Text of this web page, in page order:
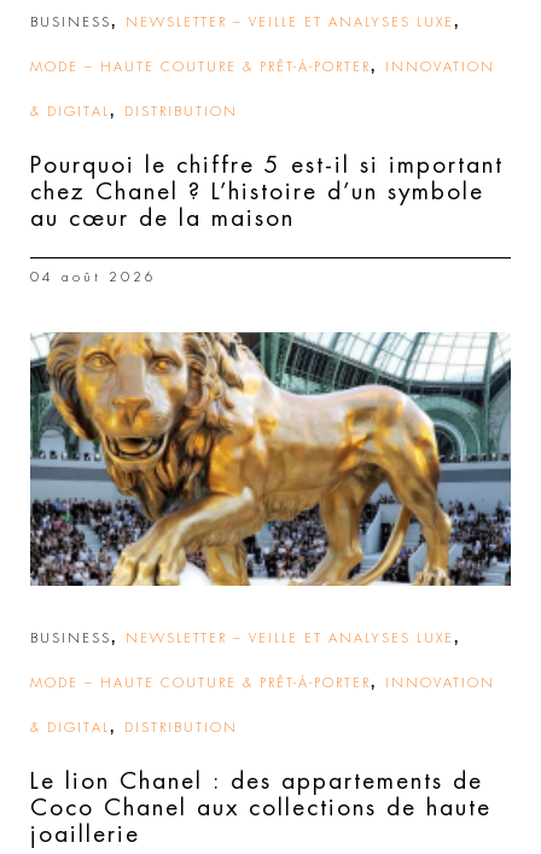
BUSINESS, NEWSLETTER – VEILLE ET ANALYSES LUXE ,
MODE – HAUTE COUTURE & PRÊT-À-PORTER, INNOVATION
& DIGITAL , DISTRIBUTION
Pourquoi le chiffre 5 est-il si important
chez Chanel ? L’histoire d’un symbole
au cœur de la maison
04 août 2026
BUSINESS, NEWSLETTER – VEILLE ET ANALYSES LUXE ,
MODE – HAUTE COUTURE & PRÊT-À-PORTER, INNOVATION
& DIGITAL , DISTRIBUTION
Le lion Chanel : des appartements de
Coco Chanel aux collections de haute
joaillerie